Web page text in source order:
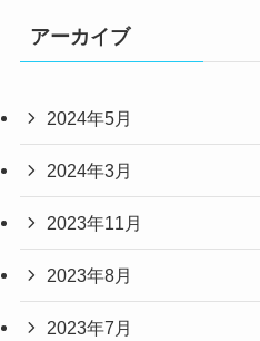
アーカイブ
2024年5月
2024年3月
2023年11月
2023年8月
2023年7月